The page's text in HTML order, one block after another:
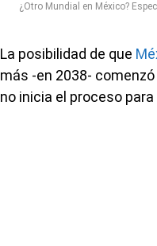
¿Otro Mundial en México?
La posibilidad de que
más -en 2038-
no inicia el proceso